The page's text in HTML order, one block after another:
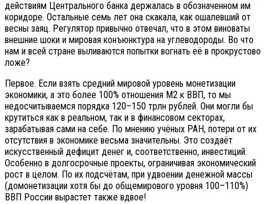
действиям Центрального банка держалась в обозначенном им
коридоре. Остальные семь лет она скакала, как ошалевший от
весны заяц. Регулятор привычно отвечал, что в этом виноваты
внешние шоки и мировая конъюнктура на углеводороды. Во что
нам и всей стране выливаются попытки вогнать её в прокрустово
ложе?
Первое. Если взять средний мировой уровень монетизации
экономики, а это более 100% отношения М2 к ВВП, то мы
недосчитываемся порядка 120–150 трлн рублей. Они могли бы
крутиться как в реальном, так и в финансовом секторах,
зарабатывая сами на себе. По мнению учёных РАН, потери от их
отсутствия в экономике весьма значительны. Это создаёт
искусственный дефицит денег и, соответственно, инвестиций.
Особенно в долгосрочные проекты, ограничивая экономический
рост в целом. По их подсчётам, при удвоении денежной массы
(домонетизации хотя бы до общемирового уровня 100–110%)
ВВП России вырастет также вдвое!